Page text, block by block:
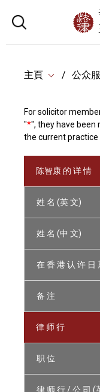
主頁 公众
For solicitor
"*", they have been
the current practice
陈智康 的 详 情
姓 名 (英 文)
姓 名 (中 文)
在 香 港 认 许 日
备 注
律 师 行
职 位
律 师 行 / 公 司 (